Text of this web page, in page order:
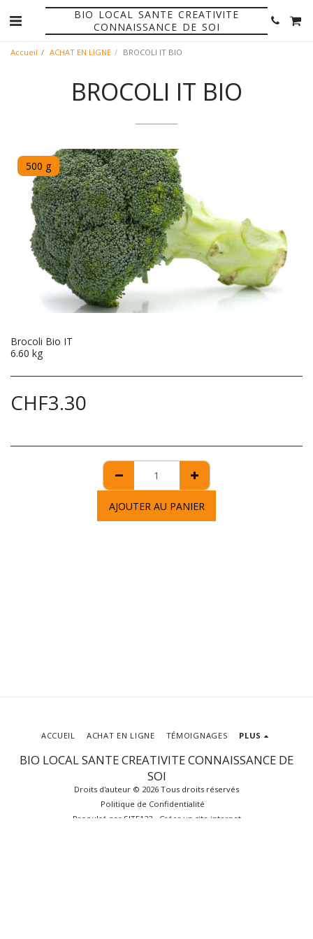
BIO LOCAL SANTE CREATIVITE
CONNAISSANCE DE SOI
Accueil ACHAT EN LIGNE BROCOLI IT BIO
BROCOLI IT BIO
500 g
Brocoli Bio IT
6.60 kg
CHF3.30
AJOUTER AU PANIER
BIO LOCAL SANTE CREATIVITE CONNAISSANCE DE
SOI
Droits d'auteur © 2026 Tous droits réservés
Politique de Confidentialité
Propulsé par SITE123- Créer un site internet
ACCUEIL ACHAT EN LIGNE TÉMOIGNAGES PLUS